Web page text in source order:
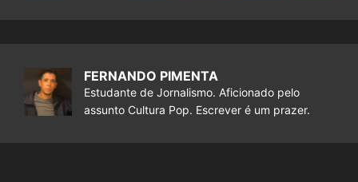
FERNANDO PIMENTA
Estudante de Jornalismo. Aficionado pelo
assunto Cultura Pop. Escrever é um prazer.